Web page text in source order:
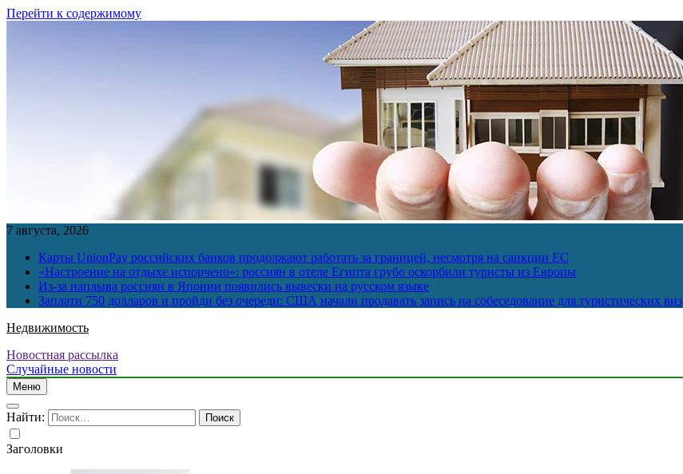
Перейти к содержимому
7 августа, 2026
Карты UnionPay российских банков продолжают работать за границей, несмотря на санкции ЕС
«Настроение на отдыхе испорчено»: россиян в отеле Египта грубо оскорбили туристы из Европы
Из-за наплыва россиян в Японии появились вывески на русском языке
Заплати 750 долларов и пройди без очереди: США начали продавать запись на собеседование для туристических виз
Недвижимость
Новостная рассылка
Случайные новости
Меню
Найти:
Заголовки